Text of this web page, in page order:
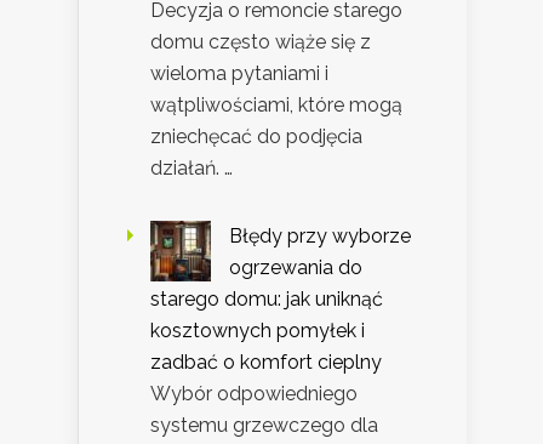
Decyzja o remoncie starego
domu często wiąże się z
wieloma pytaniami i
wątpliwościami, które mogą
zniechęcać do podjęcia
działań. …
Błędy przy wyborze
ogrzewania do
starego domu: jak uniknąć
kosztownych pomyłek i
zadbać o komfort cieplny
Wybór odpowiedniego
systemu grzewczego dla